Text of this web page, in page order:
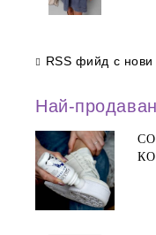
RSS фийд с нови
Най-